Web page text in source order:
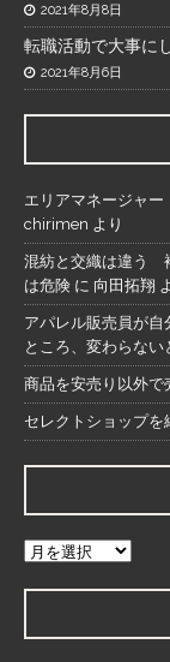
2021年8月8日
転職活動で大事に
2021年8月6日
エリアマネージャー
chirimen より
混紡と交織は違う
は危険 に 向田拓翔
アパレル販売員が
ところ、変わらない
商品を安売り以外で
セレクトショップ